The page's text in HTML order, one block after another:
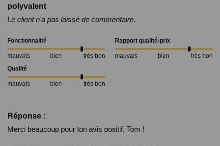
polyvalent
Le client n'a pas laissé de commentaire.
Fonctionnalité
mauvais bien très bon
Rapport qualité-prix
mauvais bien
très bon
Qualité
mauvais bien très bon
Réponse :
Merci beaucoup pour ton avis positif, Tom !